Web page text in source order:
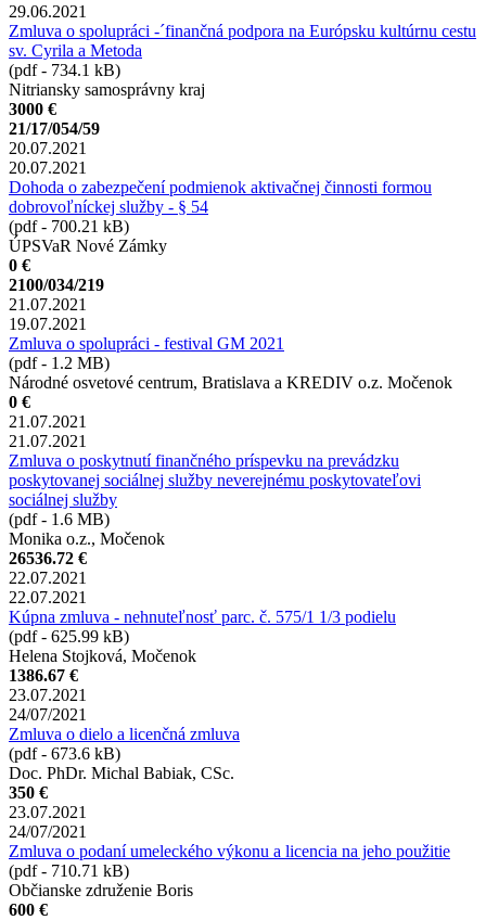
29.06.2021
Zmluva o spolupráci -´finančná podpora na Európsku kultúrnu cestu
sv. Cyrila a Metoda
(pdf - 734.1 kB)
Nitriansky samosprávny kraj
3000 €
21/17/054/59
20.07.2021
20.07.2021
Dohoda o zabezpečení podmienok aktivačnej činnosti formou
dobrovoľníckej služby - § 54
(pdf - 700.21 kB)
ÚPSVaR Nové Zámky
0 €
2100/034/219
21.07.2021
19.07.2021
Zmluva o spolupráci - festival GM 2021
(pdf - 1.2 MB)
Národné osvetové centrum, Bratislava a KREDIV o.z. Močenok
0 €
21.07.2021
21.07.2021
Zmluva o poskytnutí finančného príspevku na prevádzku
poskytovanej sociálnej služby neverejnému poskytovateľovi
sociálnej služby
(pdf - 1.6 MB)
Monika o.z., Močenok
26536.72 €
22.07.2021
22.07.2021
Kúpna zmluva - nehnuteľnosť parc. č. 575/1 1/3 podielu
(pdf - 625.99 kB)
Helena Stojková, Močenok
1386.67 €
23.07.2021
24/07/2021
Zmluva o dielo a licenčná zmluva
(pdf - 673.6 kB)
Doc. PhDr. Michal Babiak, CSc.
350 €
23.07.2021
24/07/2021
Zmluva o podaní umeleckého výkonu a licencia na jeho použitie
(pdf - 710.71 kB)
Občianske združenie Boris
600 €